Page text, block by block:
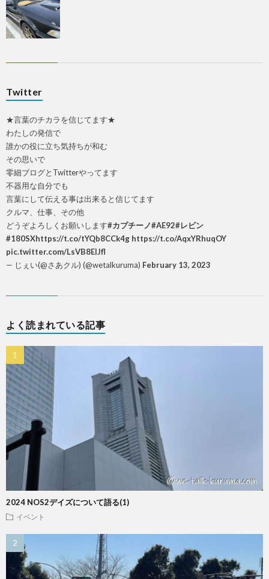
Twitter
★言葉のチカラを信じてます★
わたしの発信で
誰かの役に立ち気持ちが和む
その思いで
零細ブログとTwitterやってます
不器用な自分でも
言葉にして伝える事は出来ると信じてます
クルマ、仕事、その他
どうぞよろしくお願いします#カプチーノ#AE92#レビン
#180SXhttps://t.co/tYQb8CCk4g https://t.co/AqxYRhuqOY
pic.twitter.com/LsVB8ElJfl
— じぇい(@さあクル) (@wetalkuruma) February 13, 2023
よく読まれている記事
2024 NOS2デイズについて語る(1)
イベント